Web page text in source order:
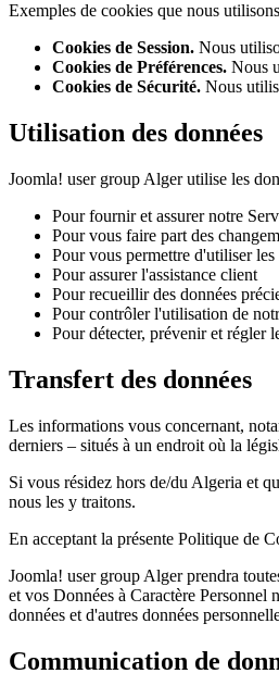
Exemples de cookies que nous
Cookies de Session. Nous
Cookies de Préférences. Nous
Cookies de Sécurité. Nous
Utilisation des données
Joomla! user group Alger utilise les
Pour fournir et assurer notre
Pour vous faire part des
Pour vous permettre d'utiliser
Pour assurer l'assistance client
Pour recueillir des données
Pour contrôler l'utilisation de
Pour détecter, prévenir et régler
Transfert des données
Les informations vous concernant,
derniers – situés à un endroit où la
Si vous résidez hors de/du Algeria et
nous les y traitons.
En acceptant la présente Politique de
Joomla! user group Alger prendra
et vos Données à Caractère Personnel
données et d'autres données
Communication de